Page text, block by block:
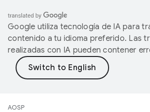
Google utiliza tecnología de IA para
contenido a tu idioma preferido. Las
realizadas con IA pueden contener
AOSP